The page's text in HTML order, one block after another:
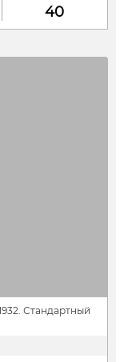
40
Стандартный